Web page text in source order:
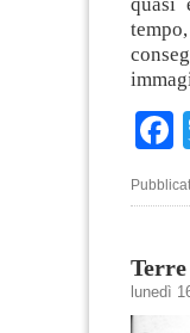
lunedì